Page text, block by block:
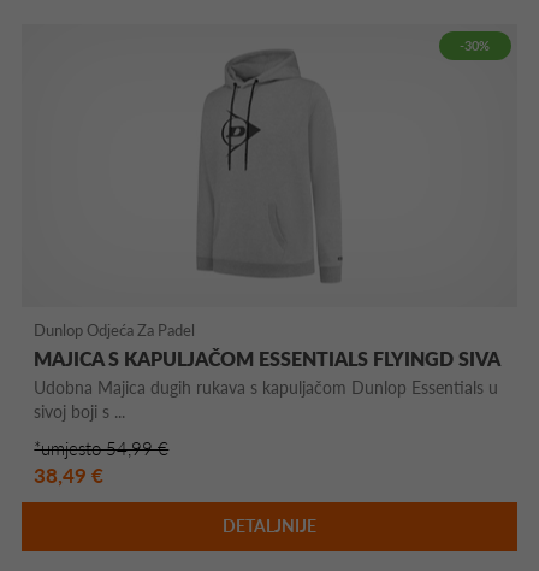
-30%
Dunlop Odjeća Za Padel
MAJICA S KAPULJAČOM ESSENTIALS FLYINGD SIVA
Udobna Majica dugih rukava s kapuljačom Dunlop Essentials u
sivoj boji s ...
*umjesto 54,99 €
38,49 €
DETALJNIJE